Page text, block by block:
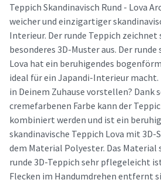
Teppich Skandinavisch Rund - Lova
weicher und einzigartiger
Interieur. Der runde Teppich zeichnet
besonderes 3D-Muster aus. Der
Lova hat ein beruhigendes
ideal für ein Japandi-Interieur macht.
in Deinem Zuhause vorstellen? Dank
cremefarbenen Farbe kann der
kombiniert werden und ist ein
skandinavische Teppich Lova mit
dem Material Polyester. Das Material
runde 3D-Teppich sehr pflegeleicht
Flecken im Handumdrehen entfernt